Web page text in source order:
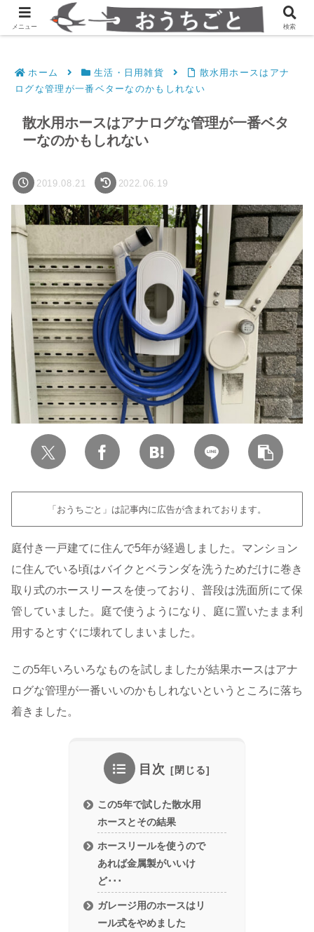
発達障害凸凹夫婦のシンプルすっきり生活
ホーム 生活・日用雑貨
散水用ホースはアナ
ログな管理が一番ベターなのかもしれない
散水用ホースはアナログな管理が一番ベタ
ーなのかもしれない
2019.08.21 2022.06.19
「おうちごと」は記事内に広告が含まれております。
庭付き一戸建てに住んで5年が経過しました。マンション
に住んでいる頃はバイクとベランダを洗うためだけに巻き
取り式のホースリースを使っており、普段は洗面所にて保
管していました。庭で使うようになり、庭に置いたまま利
用するとすぐに壊れてしまいました。
この5年いろいろなものを試しましたが結果ホースはアナ
ログな管理が一番いいのかもしれないというところに落ち
着きました。
目次
この5年で試した散水用
ホースとその結果
ホースリールを使うので
あれば金属製がいいけ
ど･･･
ガレージ用のホースはリ
ール式をやめました
メニュー 検索